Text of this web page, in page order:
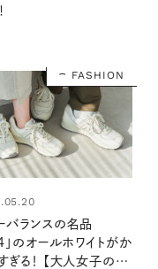
FASHION
バランスの名品
」のオールホワイトがか
ぎる！ 【大人女子のス